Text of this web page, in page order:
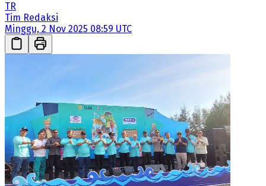
TR
Tim Redaksi
Minggu, 2 Nov 2025 08:59 UTC